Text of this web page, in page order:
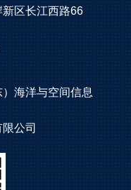
区长江西路66
海洋与空间信息
公司